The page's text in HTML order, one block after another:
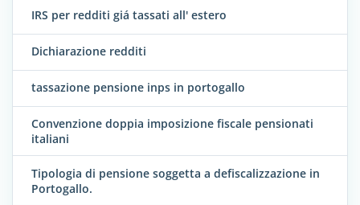
IRS per redditi giá tassati all' estero
Dichiarazione redditi
tassazione pensione inps in portogallo
Convenzione doppia imposizione fiscale pensionati
italiani
Tipologia di pensione soggetta a defiscalizzazione in
Portogallo.